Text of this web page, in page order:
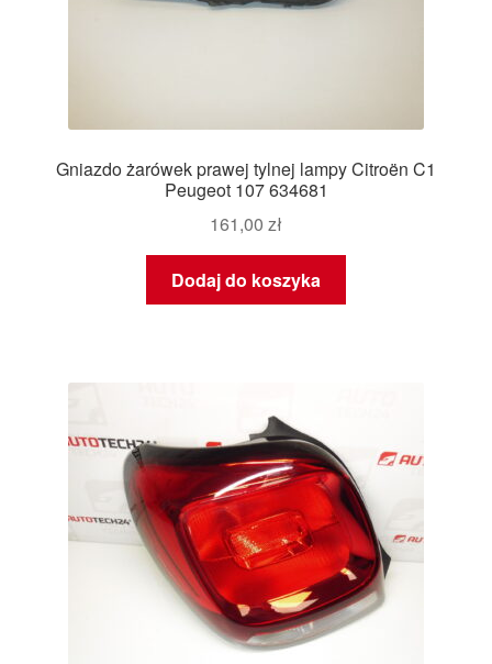
Gniazdo żarówek prawej tylnej lampy Citroën C1
Peugeot 107 634681
161,00 zł
Dodaj do koszyka